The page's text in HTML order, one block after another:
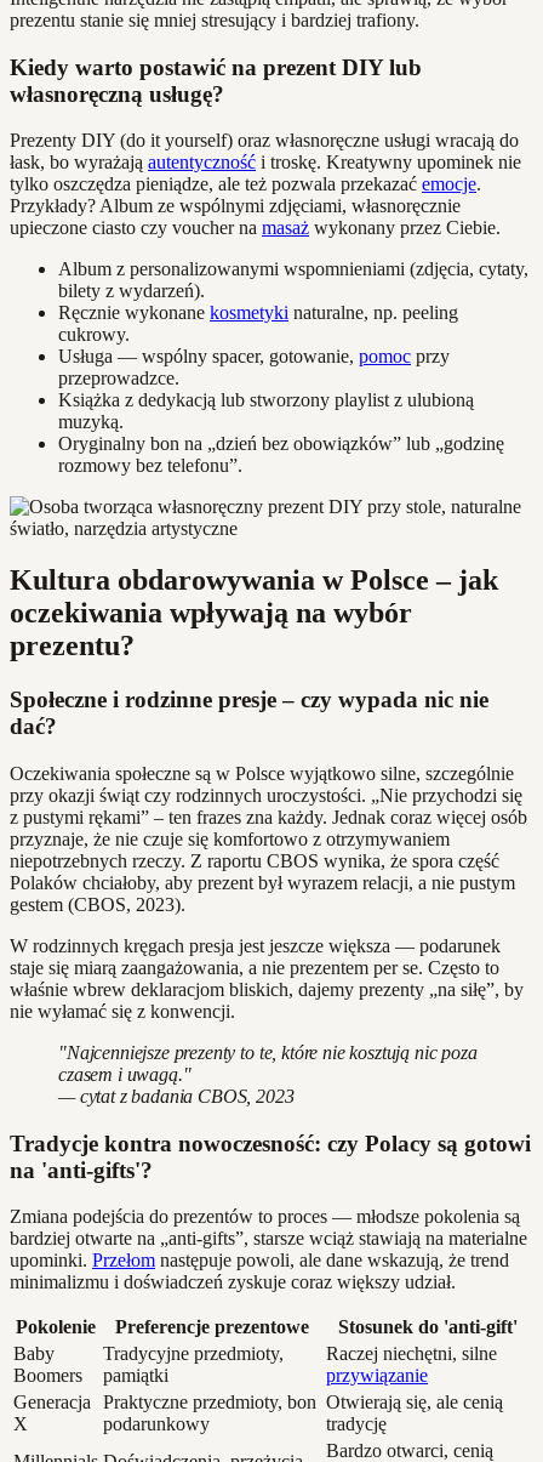
prezentu stanie się mniej stresujący i bardziej trafiony.
Kiedy warto postawić na prezent DIY lub
własnoręczną usługę?
Prezenty DIY (do it yourself) oraz własnoręczne usługi wracają do
łask, bo wyrażają autentyczność i troskę. Kreatywny upominek nie
tylko oszczędza pieniądze, ale też pozwala przekazać emocje.
Przykłady? Album ze wspólnymi zdjęciami, własnoręcznie
upieczone ciasto czy voucher na masaż wykonany przez Ciebie.
Album z personalizowanymi wspomnieniami (zdjęcia, cytaty,
bilety z wydarzeń).
Ręcznie wykonane kosmetyki naturalne, np. peeling
cukrowy.
Usługa — wspólny spacer, gotowanie, pomoc przy
przeprowadzce.
Książka z dedykacją lub stworzony playlist z ulubioną
muzyką.
Oryginalny bon na „dzień bez obowiązków” lub „godzinę
rozmowy bez telefonu”.
Kultura obdarowywania w Polsce – jak
oczekiwania wpływają na wybór
prezentu?
Społeczne i rodzinne presje – czy wypada nic nie
dać?
Oczekiwania społeczne są w Polsce wyjątkowo silne, szczególnie
przy okazji świąt czy rodzinnych uroczystości. „Nie przychodzi się
z pustymi rękami” – ten frazes zna każdy. Jednak coraz więcej osób
przyznaje, że nie czuje się komfortowo z otrzymywaniem
niepotrzebnych rzeczy. Z raportu CBOS wynika, że spora część
Polaków chciałoby, aby prezent był wyrazem relacji, a nie pustym
gestem (CBOS, 2023).
W rodzinnych kręgach presja jest jeszcze większa — podarunek
staje się miarą zaangażowania, a nie prezentem per se. Często to
właśnie wbrew deklaracjom bliskich, dajemy prezenty „na siłę”, by
nie wyłamać się z konwencji.
"Najcenniejsze prezenty to te, które nie kosztują nic poza
czasem i uwagą."
— cytat z badania CBOS, 2023
Tradycje kontra nowoczesność: czy Polacy są gotowi
na 'anti-gifts'?
Zmiana podejścia do prezentów to proces — młodsze pokolenia są
bardziej otwarte na „anti-gifts”, starsze wciąż stawiają na materialne
upominki. Przełom następuje powoli, ale dane wskazują, że trend
minimalizmu i doświadczeń zyskuje coraz większy udział.
Pokolenie Preferencje prezentowe
Stosunek do 'anti-gift'
Baby
Boomers
Tradycyjne przedmioty,
pamiątki
Raczej niechętni, silne
przywiązanie
Generacja
X
Praktyczne przedmioty, bon
podarunkowy
Otwierają się, ale cenią
tradycję
Bardzo otwarci, cenią